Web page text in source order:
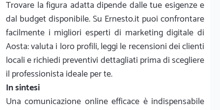
Trovare la figura adatta dipende dalle tue esigenze e
dal budget disponibile. Su Ernesto.it puoi confrontare
facilmente i migliori esperti di marketing digitale di
Aosta: valuta i loro profili, leggi le recensioni dei clienti
locali e richiedi preventivi dettagliati prima di scegliere
il professionista ideale per te.
In sintesi
Una comunicazione online efficace è indispensabile